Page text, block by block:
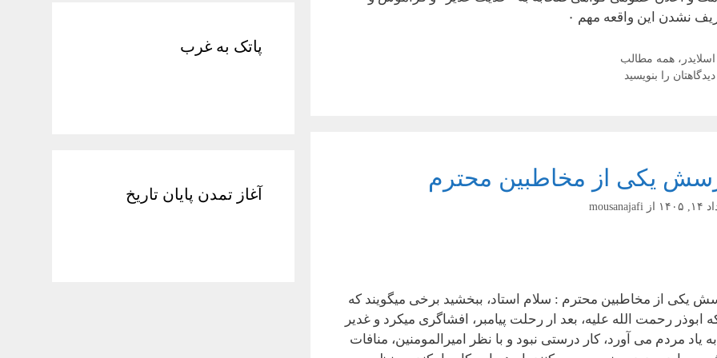
نشدن این واقعه مهم ۰
دسته‌ها
اسلایدر ، همه مطالب
دیدگاهتان را بنویسید
یکی از مخاطبین محترم
از mousanajafi
یکی از مخاطبین محترم : سلام استاد، ببخشید برخی میگویند که
ابوذر رحمت الله علیه، بعد ار رحلت پیامبر، افشاگری میکرد و غدیر
یاد مردم می آورد، کار درستی نبود و با نظر امیرالمومنین، منافات
پاتک به غرب
آغاز تمدن پایان تاریخ